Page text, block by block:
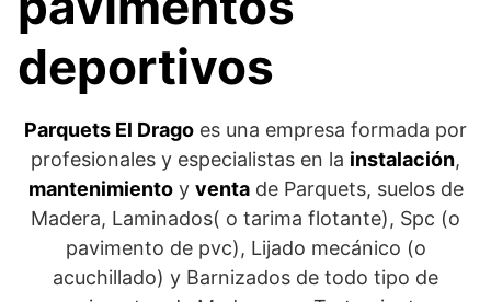
deportivos
Parquets El Drago es una empresa formada por
profesionales y especialistas en la instalación,
mantenimientoy ventade Parquets, suelos de
Madera, Laminados( o tarima flotante), Spc (o
pavimento de pvc), Lijado mecánico (o
acuchillado) y Barnizados de todo tipo de